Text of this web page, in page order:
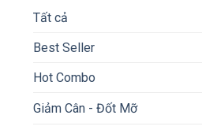
Tất cả
Best Seller
Hot Combo
Giảm Cân - Đốt Mỡ